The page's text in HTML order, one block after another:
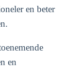
en beter
en